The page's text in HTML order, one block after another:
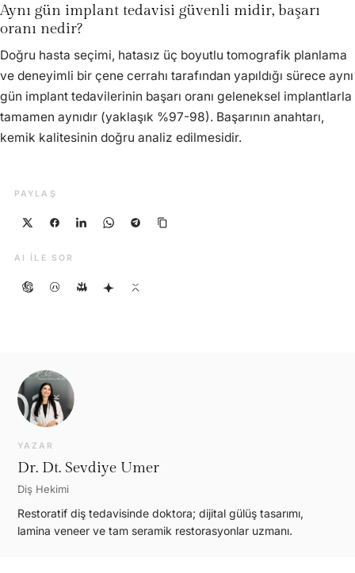
Aynı gün implant tedavisi güvenli midir, başarı
oranı nedir?
Doğru hasta seçimi, hatasız üç boyutlu tomografik planlama
ve deneyimli bir çene cerrahı tarafından yapıldığı sürece aynı
gün implant tedavilerinin başarı oranı geleneksel implantlarla
tamamen aynıdır (yaklaşık %97-98). Başarının anahtarı,
kemik kalitesinin doğru analiz edilmesidir.
PAYLAŞ
AI ILE SOR
YAZAR
Dr. Dt. Sevdiye Umer
Diş Hekimi
Restoratif diş tedavisinde doktora; dijital gülüş tasarımı,
lamina veneer ve tam seramik restorasyonlar uzmanı.